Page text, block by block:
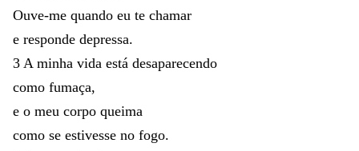
Ouve-me quando eu te chamar
e responde depressa.
3 A minha vida está desaparecendo
como fumaça,
e o meu corpo queima
como se estivesse no fogo.